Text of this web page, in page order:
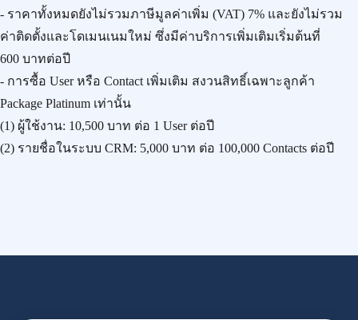
- ราคาทั้งหมดยังไม่รวมภาษีมูลค่าเพิ่ม (VAT) 7% และยังไม่รวม
ค่าติดตั้งและโดเมนเนมใหม่ ซึ่งมีค่าบริการเพิ่มเติมเริ่มต้นที่
600 บาทต่อปี
- การซื้อ User หรือ Contact เพิ่มเติม สงวนสิทธิ์เฉพาะลูกค้า
Package Platinum เท่านั้น
(1) ผู้ใช้งาน: 10,500 บาท ต่อ 1 User ต่อปี
(2) รายชื่อในระบบ CRM: 5,000 บาท ต่อ 100,000 Contacts ต่อปี